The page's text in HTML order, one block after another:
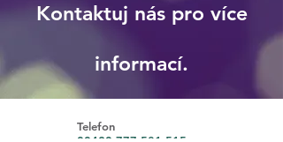
Kontaktuj nás pro více
informací.
Telefon